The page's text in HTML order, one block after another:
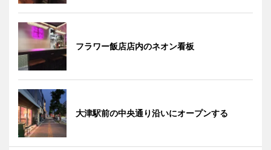
フラワー飯店店内のネオン看板
大津駅前の中央通り沿いにオープンする